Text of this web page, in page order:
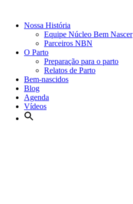
Nossa História
Equipe Núcleo Bem Nascer
Parceiros NBN
O Parto
Preparação para o parto
Relatos de Parto
Bem-nascidos
Blog
Agenda
Vídeos